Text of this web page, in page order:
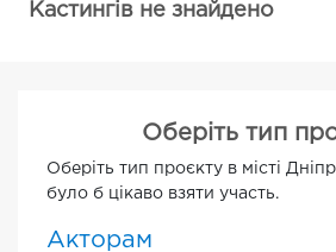
Кастингів не знайдено
Оберіть тип
Оберіть тип проєкту в місті
було б цікаво взяти участь.
Акторам